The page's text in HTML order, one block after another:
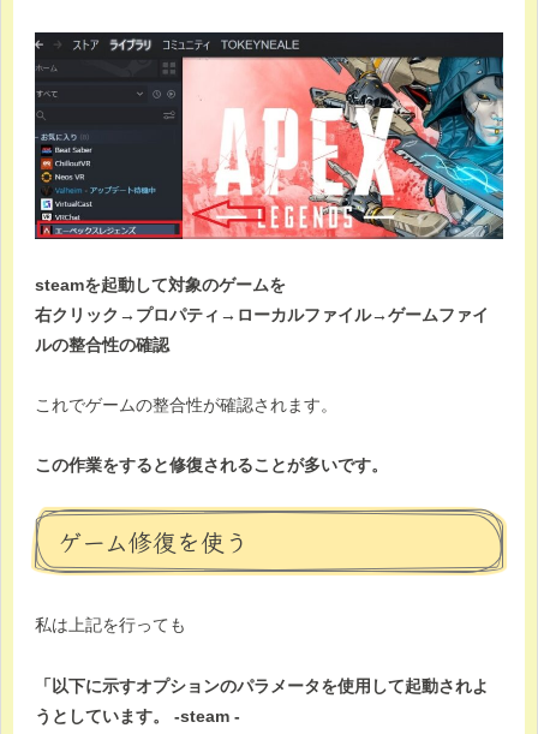
steamを起動して対象のゲームを
右クリック→プロパティ→ローカルファイル→ゲームファイ
ルの整合性の確認
これでゲームの整合性が確認されます。
この作業をすると修復されることが多いです。
ゲーム修復を使う
私は上記を行っても
「以下に示すオプションのパラメータを使用して起動されよ
うとしています。 -steam -